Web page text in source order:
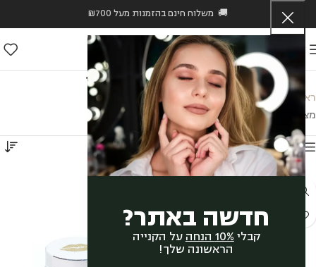
חדשה באתר?
קבלי10% הנחה
על הקנייה
הראשונה שלך!
🚚 משלוח חינם בהזמנות מעל ₪700
אנטי אייג'ינג לעור בוגר
ראשי /
Hava Zingboim
/אנטי אייג'ינג לעור בוגר
מציגים את כל ⁦7⁩ התוצאות
הצג סיידבר